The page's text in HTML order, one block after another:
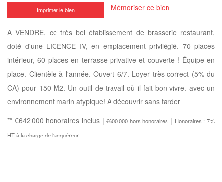
Imprimer le bien Mémoriser ce bien
A VENDRE, ce très bel établissement de brasserie restaurant,
doté d'une LICENCE IV, en emplacement privilégié. 70 places
intérieur, 60 places en terrasse privative et couverte ! Équipe en
place. Clientèle à l'année. Ouvert 6/7. Loyer très correct (5% du
CA) pour 150 M2. Un outil de travail où il fait bon vivre, avec un
environnement marin atypique! A découvrir sans tarder
** €642 000 honoraires inclus |€600 000 hors honoraires | Honoraires : 7%
HT à la charge de l'acquéreur